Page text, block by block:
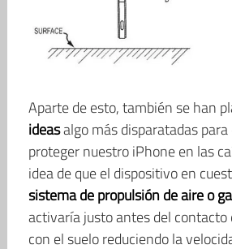
Aparte de esto, también se han
ideasalgo más disparatadas
proteger nuestro iPhone en las
idea de que el dispositivo en
sistema de propulsión de aire o
activaría justo antes del
con el suelo reduciendo la